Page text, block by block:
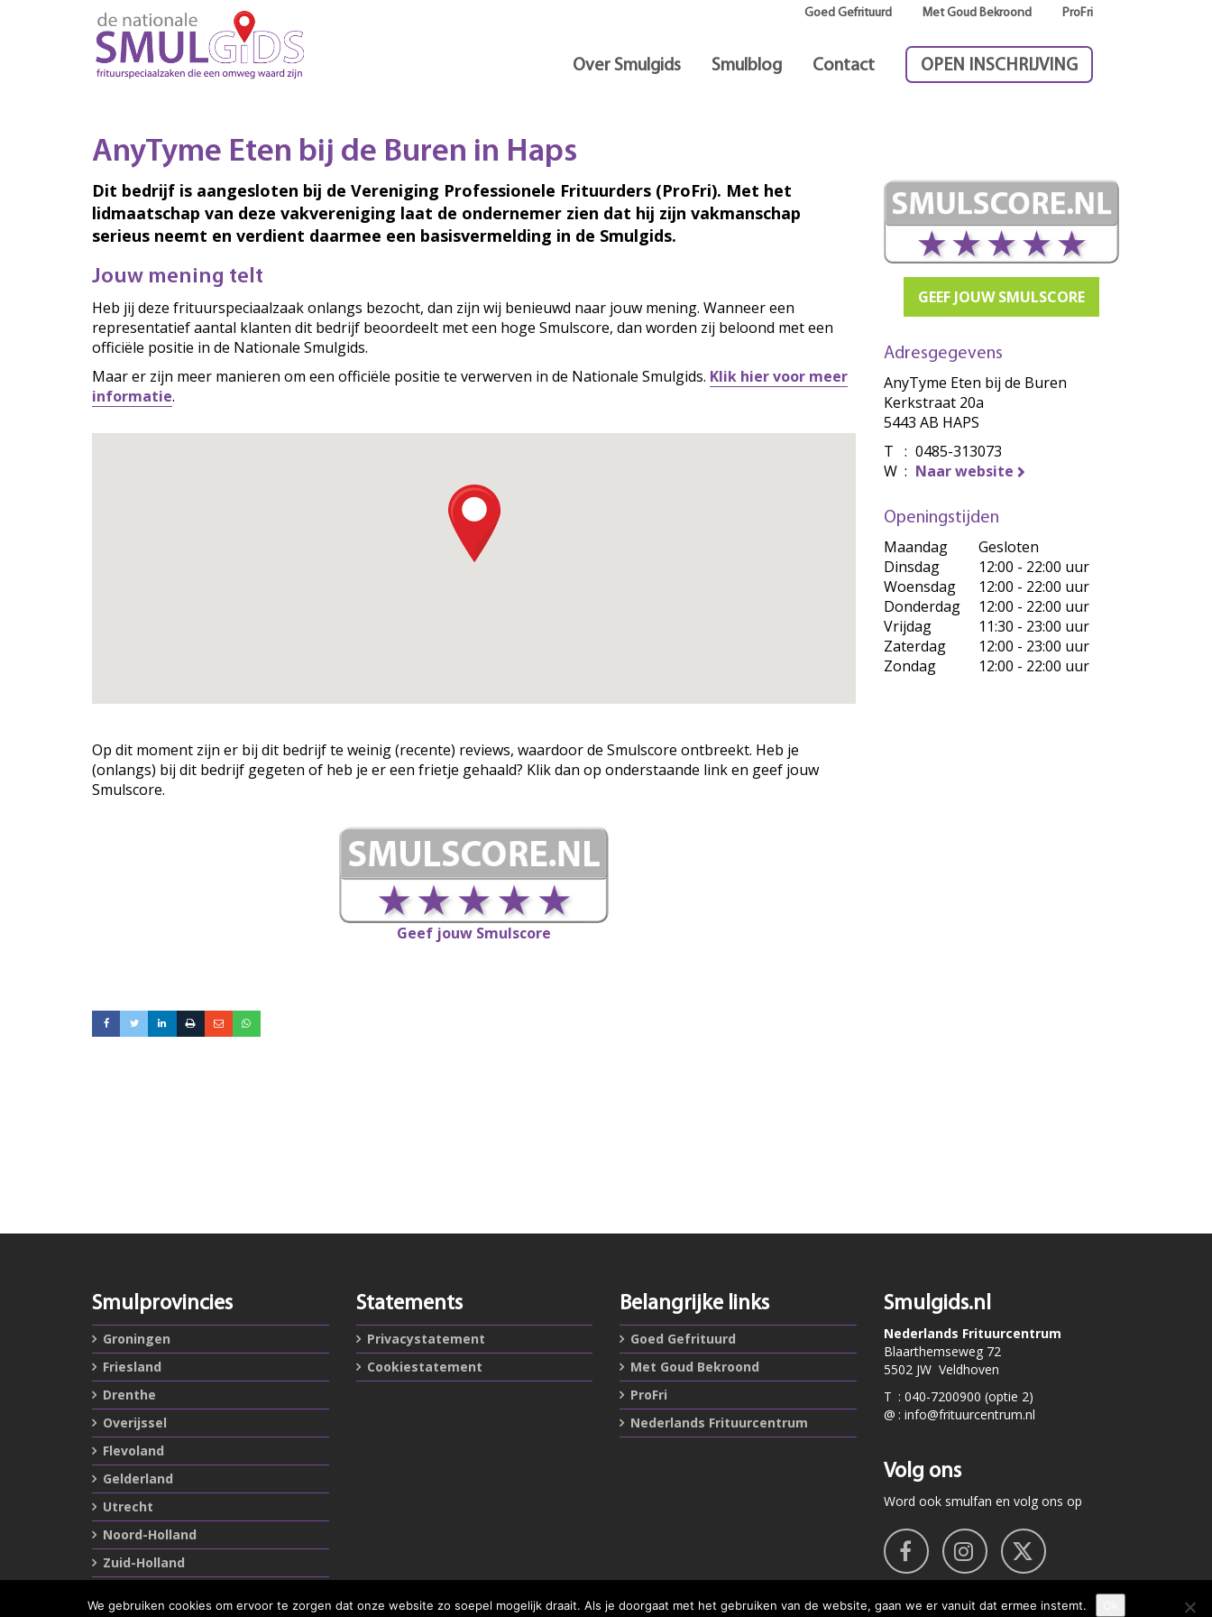
Goed Gefrituurd Met Goud Bekroond ProFri
Over Smulgids Smulblog Contact OPEN INSCHRIJVING
AnyTyme Eten bij de Buren in Haps
Dit bedrijf is aangesloten bij de Vereniging Professionele Frituurders (ProFri). Met het
lidmaatschap van deze vakvereniging laat de ondernemer zien dat hij zijn vakmanschap
serieus neemt en verdient daarmee een basisvermelding in de Smulgids.
Jouw mening telt
Heb jij deze frituurspeciaalzaak onlangs bezocht, dan zijn wij benieuwd naar jouw mening. Wanneer een
representatief aantal klanten dit bedrijf beoordeelt met een hoge Smulscore, dan worden zij beloond met een
officiële positie in de Nationale Smulgids.
Maar er zijn meer manieren om een officiële positie te verwerven in de Nationale Smulgids. Klik hier voor meer
informatie.
Op dit moment zijn er bij dit bedrijf te weinig (recente) reviews, waardoor de Smulscore ontbreekt. Heb je
(onlangs) bij dit bedrijf gegeten of heb je er een frietje gehaald? Klik dan op onderstaande link en geef jouw
Smulscore.
Geef jouw Smulscore
GEEF JOUW SMULSCORE
Adresgegevens
AnyTyme Eten bij de Buren
Kerkstraat 20a
5443 AB HAPS
T : 0485-313073
W : Naar website
Openingstijden
Maandag
Gesloten
Dinsdag
12:00 - 22:00 uur
Woensdag
12:00 - 22:00 uur
Donderdag
12:00 - 22:00 uur
Vrijdag
11:30 - 23:00 uur
Zaterdag
12:00 - 23:00 uur
Zondag
12:00 - 22:00 uur
Smulprovincies
Groningen
Friesland
Drenthe
Overijssel
Flevoland
Gelderland
Utrecht
Noord-Holland
Zuid-Holland
Statements
Privacystatement
Cookiestatement
Belangrijke links
Goed Gefrituurd
Met Goud Bekroond
ProFri
Nederlands Frituurcentrum
Smulgids.nl
Nederlands Frituurcentrum
Blaarthemseweg 72
5502 JW Veldhoven
T : 040-7200900 (optie 2)
@ : info@frituurcentrum.nl
Volg ons
Word ook smulfan en volg ons op
We gebruiken cookies om ervoor te zorgen dat onze website zo soepel mogelijk draait. Als je doorgaat met het gebruiken van de website, gaan we er vanuit dat ermee instemt.